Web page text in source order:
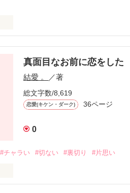
語、、、
系男子＊
真面目なお前に恋をした
結愛 。 ／著
総文字数/8,619
恋愛(キケン・ダーク) 36ページ
0
#チャラい #切ない #裏切り #片思い